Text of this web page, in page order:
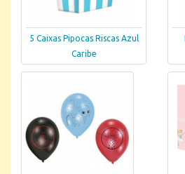
5 Caixas Pipocas Riscas Azul
Caribe